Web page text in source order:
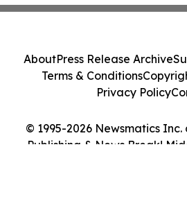
© 1995-2026 Newsmatics
Publishing & News Break!
AboutPress Release Archive
Terms & Conditions
Privacy Policy